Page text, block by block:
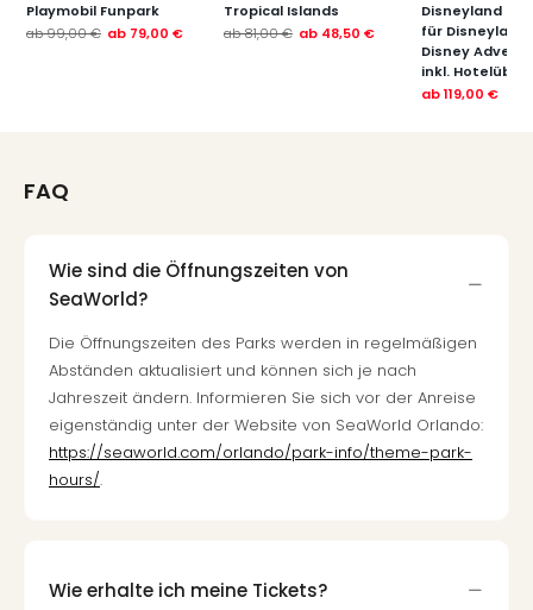
Playmobil Funpark
ab99,00 € ab 79,00 €
Tropical Islands
ab81,00 € ab 48,50 €
Disneyland
für
Disney
inkl.
ab119,00 €
FAQ
Wie sind die Öffnungszeiten von
SeaWorld?
Die Öffnungszeiten des Parks werden in regelmäßigen
Abständen aktualisiert und können sich je nach
Jahreszeit ändern. Informieren Sie sich vor der Anreise
eigenständig unter der Website von SeaWorld Orlando:
https://seaworld.com/orlando/park-info/theme-park-
hours/.
Wie erhalte ich meine Tickets?